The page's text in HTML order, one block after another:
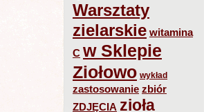
Warsztaty
zielarskie witamina
C w Sklepie
Ziołowo wykład
zastosowanie zbiór
ZDJĘCIA zioła